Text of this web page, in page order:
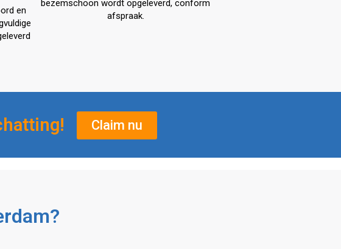
en
bezemschoon wordt opgeleverd, conform
afspraak.
Claim nu